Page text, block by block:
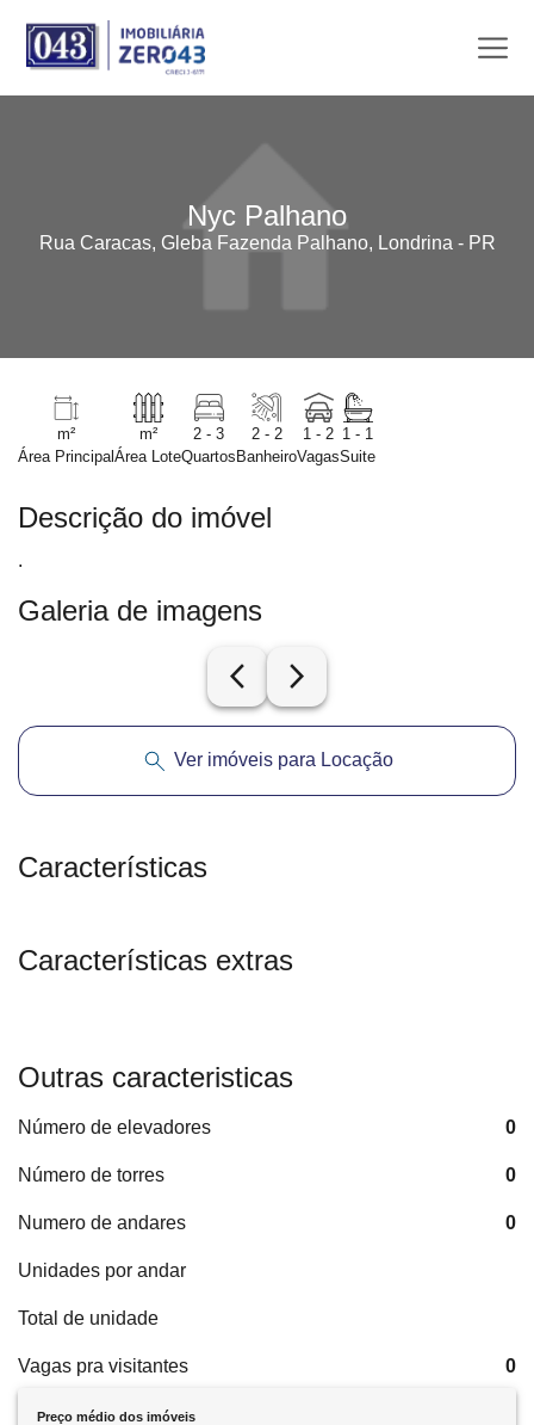
Nyc Palhano
Rua Caracas, Gleba Fazenda Palhano, Londrina - PR
m²
Área Principal
m²
Área Lote
2 - 3
Quartos
2 - 2
Banheiro
1 - 2
Vagas
1 - 1
Suite
Descrição do imóvel
.
Galeria de imagens
arrow_back_ios_new arrow_forward_ios
Ver imóveis para Locação
Características
Características extras
Outras caracteristicas
Número de elevadores 0
Número de torres 0
Numero de andares 0
Unidades por andar
Total de unidade
Vagas pra visitantes 0
Preço médio dos imóveis